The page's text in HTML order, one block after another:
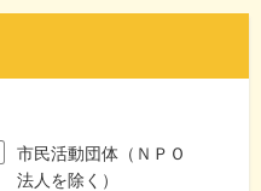
市民活動団体（ＮＰＯ
法人を除く）